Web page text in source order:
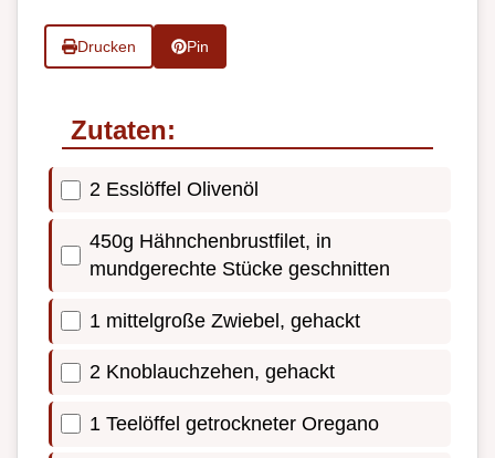
Drucken Pin
Zutaten:
2 Esslöffel Olivenöl
450g Hähnchenbrustfilet, in
mundgerechte Stücke geschnitten
1 mittelgroße Zwiebel, gehackt
2 Knoblauchzehen, gehackt
1 Teelöffel getrockneter Oregano